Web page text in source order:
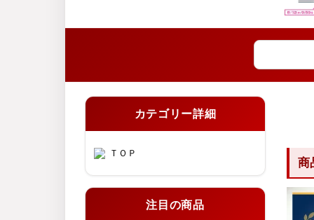
商
カテゴリー詳細
ＴＯＰ
注目の商品